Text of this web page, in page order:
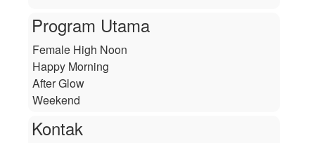
Program Utama
Female High Noon
Happy Morning
After Glow
Weekend
Kontak